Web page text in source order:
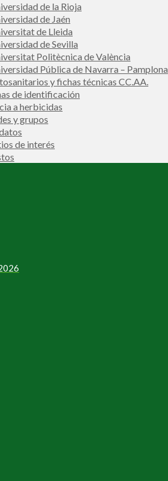
de la Rioja
de Jaén
de Lleida
de Sevilla
Politècnica de València
Pública de Navarra – Pamplona
y fichas técnicas CC.AA.
de identificación
a herbicidas
y grupos
de interés